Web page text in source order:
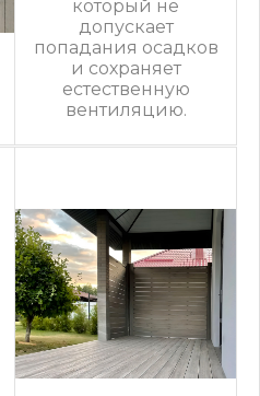
который не
допускает
попадания осадков
и сохраняет
естественную
вентиляцию.